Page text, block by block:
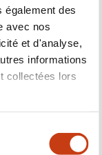
également des
avec nos
et d'analyse,
informations
collectées lors
sectors.
Digital
applications
to
and
elevated the